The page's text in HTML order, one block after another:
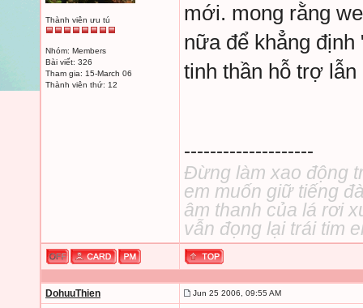
Thành viên ưu tú
Nhóm: Members
Bài viết: 326
Tham gia: 15-March 06
Thành viên thứ: 12
mới. mong rằng
nữa để khẳng
tinh thần hỗ trợ
--------------------
Đừng làm xao động
em muốn giữ tiếng
âm thanh của lá rơi
vẫn đọng lại trái tim
DohuuThien Jun 25 2006, 09:55 AM